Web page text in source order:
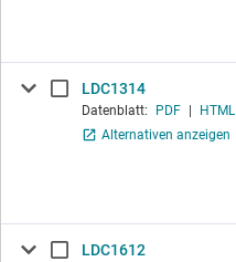
LDC1314
Datenblatt: PDF
HTML
Alternativen anzeigen
LDC1612